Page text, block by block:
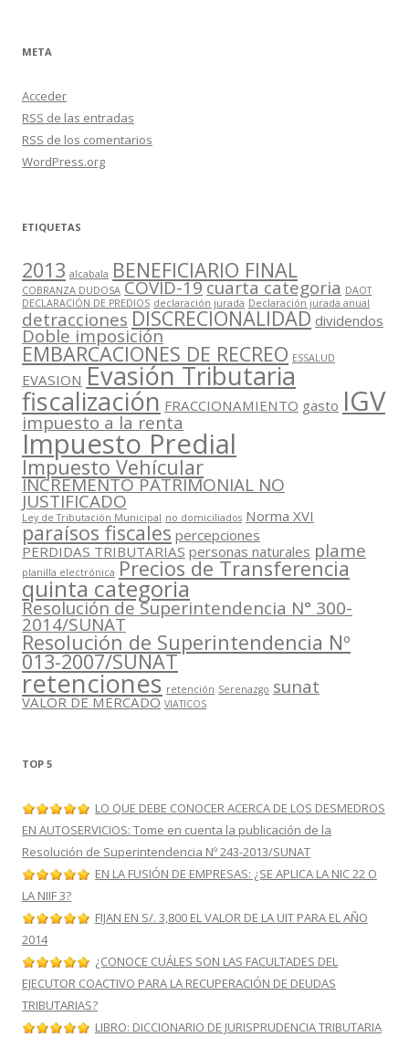
META
Acceder
RSS de las entradas
RSS de los comentarios
WordPress.org
ETIQUETAS
2013 alcabala BENEFICIARIO FINAL
COBRANZA DUDOSA COVID-19cuarta categoria DAOT
DECLARACIÓN DE PREDIOS declaración jurada Declaración jurada anual
detracciones DISCRECIONALIDAD dividendos
Doble imposición
EMBARCACIONES DE RECREO ESSALUD
EVASION Evasión Tributaria
fiscalización FRACCIONAMIENTO gasto IGV
impuesto a la renta
Impuesto Predial
Impuesto Vehícular
INCREMENTO PATRIMONIAL NO
JUSTIFICADO
Ley de Tributación Municipal no domiciliados Norma XVI
paraísos fiscales percepciones
PERDIDAS TRIBUTARIAS personas naturales plame
planilla electrónica Precios de Transferencia
quinta categoria
Resolución de Superintendencia N° 300-
2014/SUNAT
Resolución de Superintendencia Nº
013-2007/SUNAT
retenciones retención Serenazgo sunat
VALOR DE MERCADO VIATICOS
TOP 5
LO QUE DEBE CONOCER ACERCA DE LOS DESMEDROS
EN AUTOSERVICIOS: Tome en cuenta la publicación de la
Resolución de Superintendencia Nº 243-2013/SUNAT
EN LA FUSIÓN DE EMPRESAS: ¿SE APLICA LA NIC 22 O
LA NIIF 3?
FIJAN EN S/. 3,800 EL VALOR DE LA UIT PARA EL AÑO
2014
¿CONOCE CUÁLES SON LAS FACULTADES DEL
EJECUTOR COACTIVO PARA LA RECUPERACIÓN DE DEUDAS
TRIBUTARIAS?
LIBRO: DICCIONARIO DE JURISPRUDENCIA TRIBUTARIA